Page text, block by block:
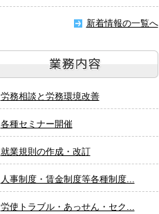
新着情報の一覧へ
労務相談と労務環境改善
各種セミナー開催
就業規則の作成・改訂
人事制度・賃金制度等各種制度...
労使トラブル・あっせん・セク...